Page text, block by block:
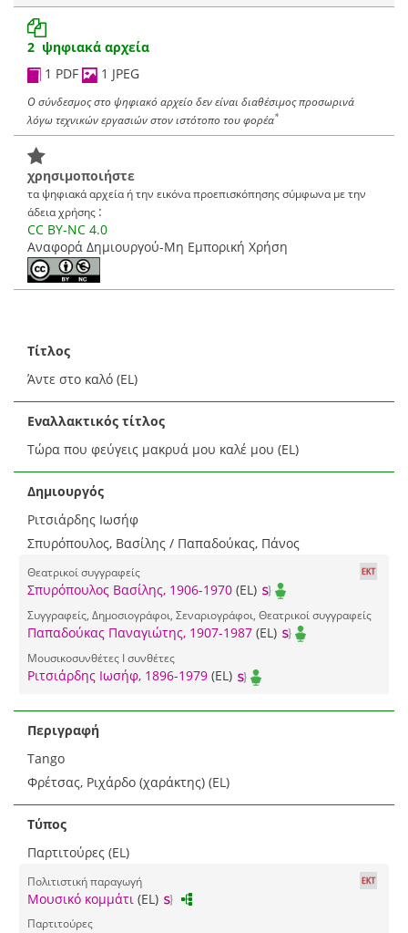
2 ψηφιακά αρχεία
1 PDF
1 JPEG
Ο σύνδεσμος στο ψηφιακό αρχείο δεν είναι διαθέσιμος προσωρινά
λόγω τεχνικών εργασιών στον ιστότοπο του φορέα*
χρησιμοποιήστε
τα ψηφιακά αρχεία ή την εικόνα προεπισκόπησης σύμφωνα με την
άδεια χρήσης :
CC BY-NC 4.0
Αναφορά Δημιουργού-Μη Εμπορική Χρήση
Τίτλος
Άντε στο καλό (EL)
Εναλλακτικός τίτλος
Τώρα που φεύγεις μακρυά μου καλέ μου (EL)
Δημιουργός
Ριτσιάρδης Ιωσήφ
Σπυρόπουλος, Βασίλης / Παπαδούκας, Πάνος
Θεατρικοί συγγραφείς
Σπυρόπουλος Βασίλης, 1906-1970 (EL)
Συγγραφείς, Δημοσιογράφοι, Σεναριογράφοι, Θεατρικοί συγγραφείς
Παπαδούκας Παναγιώτης, 1907-1987 (EL)
Μουσικοσυνθέτες I συνθέτες
Ριτσιάρδης Ιωσήφ, 1896-1979 (EL)
Περιγραφή
Tango
Φρέτσας, Ριχάρδο (χαράκτης) (EL)
Τύπος
Παρτιτούρες (EL)
Πολιτιστική παραγωγή
Μουσικό κομμάτι (EL)
Παρτιτούρες